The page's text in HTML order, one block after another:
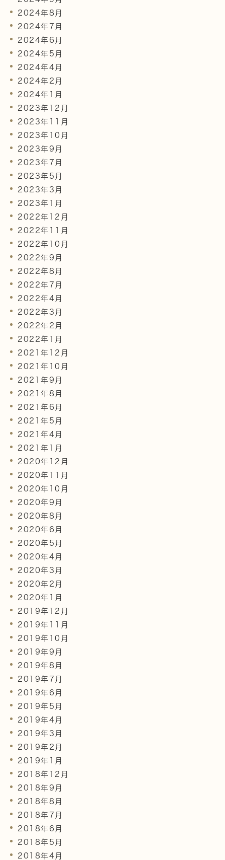
2024年8月
2024年7月
2024年6月
2024年5月
2024年4月
2024年2月
2024年1月
2023年12月
2023年11月
2023年10月
2023年9月
2023年7月
2023年5月
2023年3月
2023年1月
2022年12月
2022年11月
2022年10月
2022年9月
2022年8月
2022年7月
2022年4月
2022年3月
2022年2月
2022年1月
2021年12月
2021年10月
2021年9月
2021年8月
2021年6月
2021年5月
2021年4月
2021年1月
2020年12月
2020年11月
2020年10月
2020年9月
2020年8月
2020年6月
2020年5月
2020年4月
2020年3月
2020年2月
2020年1月
2019年12月
2019年11月
2019年10月
2019年9月
2019年8月
2019年7月
2019年6月
2019年5月
2019年4月
2019年3月
2019年2月
2019年1月
2018年12月
2018年9月
2018年8月
2018年7月
2018年6月
2018年5月
2018年4月